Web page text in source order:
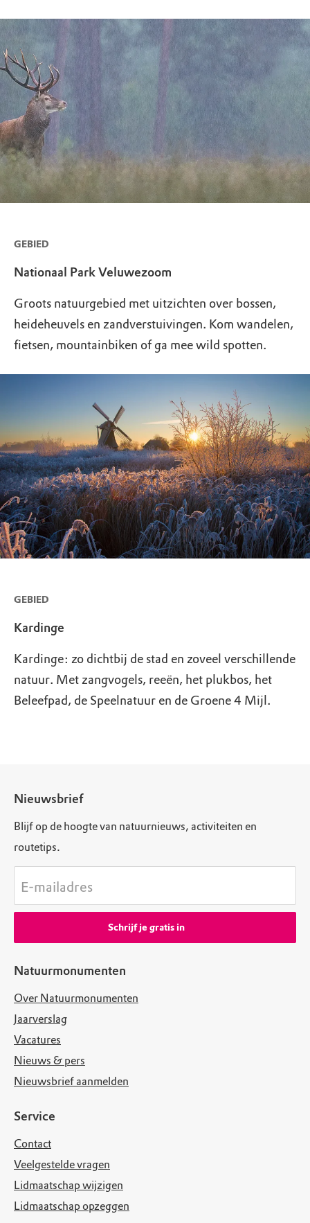
GEBIED
Nationaal Park Veluwezoom
Groots natuurgebied met uitzichten over bossen,
heideheuvels en zandverstuivingen. Kom wandelen,
fietsen, mountainbiken of ga mee wild spotten.
GEBIED
Kardinge
Kardinge: zo dichtbij de stad en zoveel verschillende
natuur. Met zangvogels, reeën, het plukbos, het
Beleefpad, de Speelnatuur en de Groene 4 Mijl.
Natuurmonumenten
Over Natuurmonumenten
Jaarverslag
Vacatures
Nieuws & pers
Nieuwsbrief aanmelden
Service
Contact
Veelgestelde vragen
Lidmaatschap wijzigen
Lidmaatschap opzeggen
Nieuwsbrief
Blijf op de hoogte van natuurnieuws, activiteiten en
routetips.
E-mailadres
Schrijf je gratis in